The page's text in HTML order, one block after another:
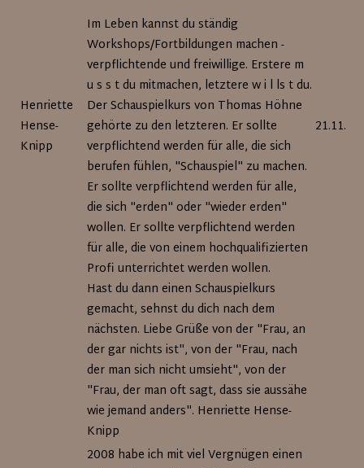
Henriette
Hense-
Knipp
Im Leben kannst du ständig
Workshops/Fortbildungen machen -
verpflichtende und freiwillige. Erstere m
u s s t du mitmachen, letztere w i l ls t du.
Der Schauspielkurs von Thomas Höhne
gehörte zu den letzteren. Er sollte
verpflichtend werden für alle, die sich
berufen fühlen, "Schauspiel" zu machen.
Er sollte verpflichtend werden für alle,
die sich "erden" oder "wieder erden"
wollen. Er sollte verpflichtend werden
für alle, die von einem hochqualifizierten
Profi unterrichtet werden wollen.
Hast du dann einen Schauspielkurs
gemacht, sehnst du dich nach dem
nächsten. Liebe Grüße von der "Frau, an
der gar nichts ist", von der "Frau, nach
der man sich nicht umsieht", von der
"Frau, der man oft sagt, dass sie aussähe
wie jemand anders". Henriette Hense-
Knipp
2008 habe ich mit viel Vergnügen einen